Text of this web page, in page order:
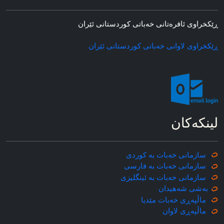
ڕێکخراوی ئافره‌تانی خه‌باتی کوردستانی ئێران
ڕێکخراوی لاوانی خه‌باتی کوردستانی ئێران
لینکه‌کان
سازمانی خه‌بات به کوردی
سازمانی خه‌بات به فارسی
سازمانی خه‌بات به ئینگلیزی
به‌شی شه‌هیدان
ماڵپه‌ڕی خه‌بات مێدیا
ماڵپه‌ڕی لاوان